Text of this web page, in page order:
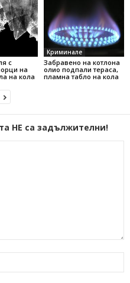
с
на
на кола
Криминале
Забравено на котлона
олио подпали тераса,
пламна табло на кола
НЕ са задължителни!